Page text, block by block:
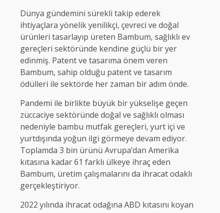
Dünya gündemini sürekli takip ederek
ihtiyaçlara yönelik yenilikçi, çevreci ve doğal
ürünleri tasarlayıp üreten Bambum, sağlıklı ev
gereçleri sektöründe kendine güçlü bir yer
edinmiş. Patent ve tasarıma önem veren
Bambum, sahip olduğu patent ve tasarım
ödülleri ile sektörde her zaman bir adım önde.
Pandemi ile birlikte büyük bir yükselişe geçen
züccaciye sektöründe doğal ve sağlıklı olması
nedeniyle bambu mutfak gereçleri, yurt içi ve
yurtdışında yoğun ilgi görmeye devam ediyor.
Toplamda 3 bin ürünü Avrupa’dan Amerika
kıtasına kadar 61 farklı ülkeye ihraç eden
Bambum, üretim çalışmalarını da ihracat odaklı
gerçekleştiriyor.
2022 yılında ihracat odağına ABD kıtasını koyan